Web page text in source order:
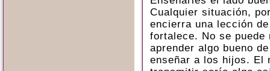
Cualquier situación,
encierra una lección
fortalece. No se
aprender algo bueno
enseñar a los hijos. El